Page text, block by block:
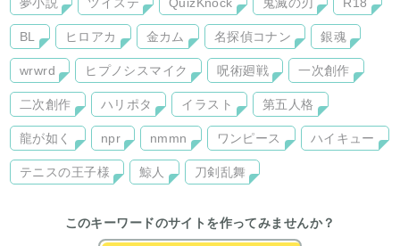
BL ヒロアカ 金カム 名探偵コナン 銀魂
wrwrd ヒプノシスマイク 呪術廻戦 一次創作
二次創作 ハリポタ イラスト 第五人格
龍が如く npr nmmn ワンピース ハイキュー
テニスの王子様 鯨人 刀剣乱舞
このキーワードのサイトを作ってみませんか？